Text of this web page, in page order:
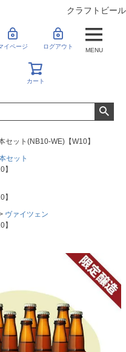
クラフトビール
イページ ログアウト
カート
MENU
セット(NB10-WE)【W10】
セット
ヴァイツェン